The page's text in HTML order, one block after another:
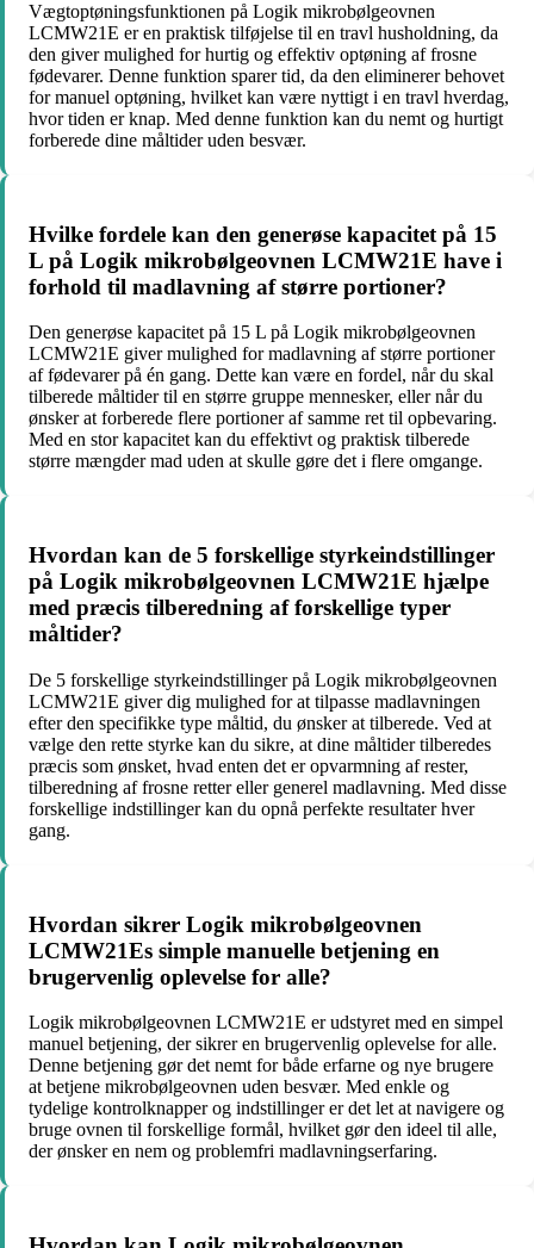
Vægtoptøningsfunktionen på Logik mikrobølgeovnen
LCMW21E er en praktisk tilføjelse til en travl husholdning, da
den giver mulighed for hurtig og effektiv optøning af frosne
fødevarer. Denne funktion sparer tid, da den eliminerer behovet
for manuel optøning, hvilket kan være nyttigt i en travl hverdag,
hvor tiden er knap. Med denne funktion kan du nemt og hurtigt
forberede dine måltider uden besvær.
Hvilke fordele kan den generøse kapacitet på 15
L på Logik mikrobølgeovnen LCMW21E have i
forhold til madlavning af større portioner?
Den generøse kapacitet på 15 L på Logik mikrobølgeovnen
LCMW21E giver mulighed for madlavning af større portioner
af fødevarer på én gang. Dette kan være en fordel, når du skal
tilberede måltider til en større gruppe mennesker, eller når du
ønsker at forberede flere portioner af samme ret til opbevaring.
Med en stor kapacitet kan du effektivt og praktisk tilberede
større mængder mad uden at skulle gøre det i flere omgange.
Hvordan kan de 5 forskellige styrkeindstillinger
på Logik mikrobølgeovnen LCMW21E hjælpe
med præcis tilberedning af forskellige typer
måltider?
De 5 forskellige styrkeindstillinger på Logik mikrobølgeovnen
LCMW21E giver dig mulighed for at tilpasse madlavningen
efter den specifikke type måltid, du ønsker at tilberede. Ved at
vælge den rette styrke kan du sikre, at dine måltider tilberedes
præcis som ønsket, hvad enten det er opvarmning af rester,
tilberedning af frosne retter eller generel madlavning. Med disse
forskellige indstillinger kan du opnå perfekte resultater hver
gang.
Hvordan sikrer Logik mikrobølgeovnen
LCMW21Es simple manuelle betjening en
brugervenlig oplevelse for alle?
Logik mikrobølgeovnen LCMW21E er udstyret med en simpel
manuel betjening, der sikrer en brugervenlig oplevelse for alle.
Denne betjening gør det nemt for både erfarne og nye brugere
at betjene mikrobølgeovnen uden besvær. Med enkle og
tydelige kontrolknapper og indstillinger er det let at navigere og
bruge ovnen til forskellige formål, hvilket gør den ideel til alle,
der ønsker en nem og problemfri madlavningserfaring.